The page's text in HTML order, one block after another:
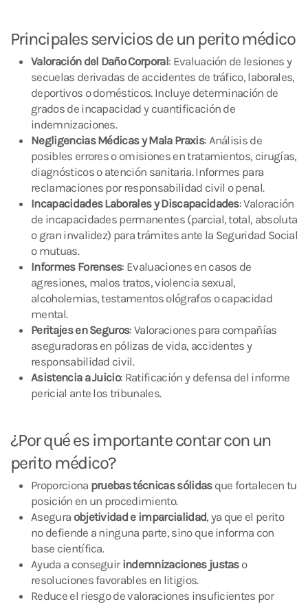
Principales servicios de un perito médico
Valoración del Daño Corporal: Evaluación de lesiones y
secuelas derivadas de accidentes de tráfico, laborales,
deportivos o domésticos. Incluye determinación de
grados de incapacidad y cuantificación de
indemnizaciones.
Negligencias Médicas y Mala Praxis: Análisis de
posibles errores o omisiones en tratamientos, cirugías,
diagnósticos o atención sanitaria. Informes para
reclamaciones por responsabilidad civil o penal.
Incapacidades Laborales y Discapacidades: Valoración
de incapacidades permanentes (parcial, total, absoluta
o gran invalidez) para trámites ante la Seguridad Social
o mutuas.
Informes Forenses: Evaluaciones en casos de
agresiones, malos tratos, violencia sexual,
alcoholemias, testamentos ológrafos o capacidad
mental.
Peritajes en Seguros: Valoraciones para compañías
aseguradoras en pólizas de vida, accidentes y
responsabilidad civil.
Asistencia a Juicio: Ratificación y defensa del informe
pericial ante los tribunales.
¿Por qué es importante contar con un
perito médico?
Proporciona pruebas técnicas sólidasque fortalecen tu
posición en un procedimiento.
Asegura objetividad e imparcialidad, ya que el perito
no defiende a ninguna parte, sino que informa con
base científica.
Ayuda a conseguir indemnizaciones justaso
resoluciones favorables en litigios.
Reduce el riesgo de valoraciones insuficientes por